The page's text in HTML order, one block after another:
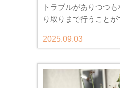
トラブルがありつつ
り取りまで行うことが
2025.09.03